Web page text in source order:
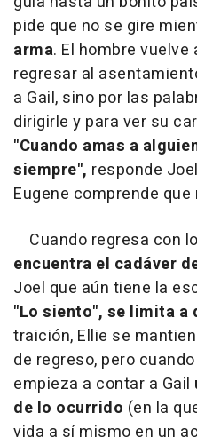
pide que no se gire
arma. El hombre
regresar al
a Gail, sino por las
dirigirle y para ver su
"Cuando amas a
siempre", responde
Eugene comprende que
Cuando regresa con
encuentra el cadáver
Joel que aún tiene la
"Lo siento", se limita a
traición, Ellie se
de regreso, pero
empieza a contar a Gail
de lo ocurrido (en la
vida a sí mismo en un